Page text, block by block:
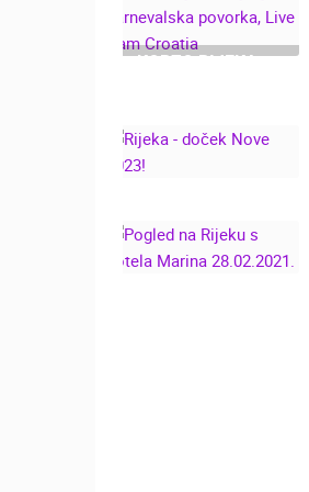
KORZO RIJEKA -
POVORKA, LIVE
CAM CROATIA
RIJEKA - DOČEK
NOVE 2023!